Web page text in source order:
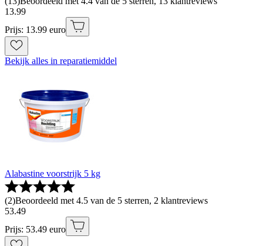
13.99
Prijs: 13.99 euro
Bekijk alles in reparatiemiddel
Alabastine voorstrijk 5 kg
(2)Beoordeeld met 4.5 van de 5 sterren, 2 klantreviews
53.49
Prijs: 53.49 euro